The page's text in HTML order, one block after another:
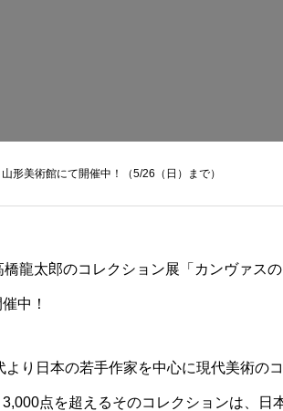
形美術館にて開催中！（5/26（日）まで）
龍太郎のコレクション展「カンヴァ
中！
り日本の若手作家を中心に現代美術の
点を超えるそのコレクションは、日